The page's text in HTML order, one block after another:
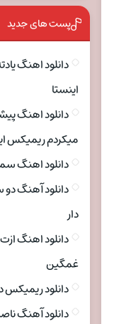
پست های جدید
دانلود اهنگ
اینستا
دانلود اهنگ
میکردم ریمیکس
دانلود اهنگ
دانلود آهنگ
دار
دانلود اهنگ
غمگین
دانلود
دانلود آهنگ